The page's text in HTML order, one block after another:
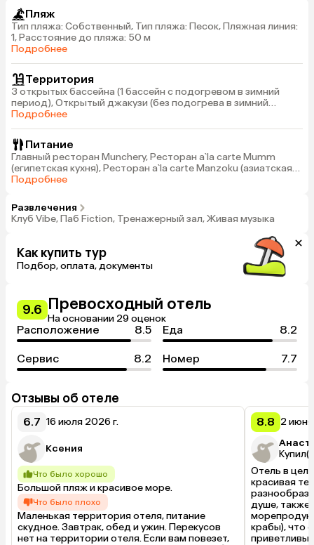
Пляж
Тип пляжа: Собственный, Тип пляжа: Песок, Пляжная линия:
1, Расстояние до пляжа: 50 м
Подробнее
Территория
3 открытых бассейна (1 бассейн с подогревом в зимний
период), Открытый джакузи (без подогрева в зимний
период), Wi-Fi на территории отеля (бесплатно), Прачечная
Подробнее
Питание
Главный ресторан Munchery, Ресторан a`la carte Mumm
(египетская кухня), Ресторан a`la carte Manzoku (азиатская
кухня), Ресторан a`la carte Yades (греческая кухня)
Подробнее
Развлечения
Клуб Vibe, Паб Fiction, Тренажерный зал, Живая музыка
Как купить тур
Подбор, оплата, документы
9.6 Превосходный отель
На основании 29 оценок
Расположение 8.5 Еда 8.2
Сервис 8.2 Номер 7.7
Отзывы об отеле
6.7 16 июля 2026 г.
Ксения
Что было хорошо
Большой пляж и красивое море.
Что было плохо
Маленькая территория отеля, питание
скудное. Завтрак, обед и ужин. Перекусов
нет на территории отеля. Если вам повезет,
8.8 2
Отель в
красивая
душе, также
крабы), что